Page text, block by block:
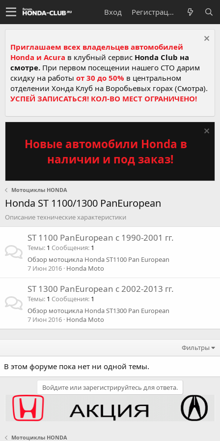
Вход Регистрация
Приглашаем всех владельцев автомобилей
Honda и Acura в клубный сервис Honda Club на
смотре. При первом посещении нашего СТО дарим
скидку на работы от 30 до 50% в центральном
отделении Хонда Клуб на Воробьевых горах (Смотра).
УСПЕЙ ЗАПИСАТЬСЯ! КОЛ-ВО МЕСТ ОГРАНИЧЕНО!
Новые автомобили Honda в
наличии и под заказ!
Мотоциклы HONDA
Honda ST 1100/1300 PanEuropean
Описание технические характеристики
ST 1100 PanEuropean c 1990-2001 гг.
Темы 1 Сообщения 1
Обзор мотоцикла Honda ST1100 Pan European
7 Июн 2016 Honda Moto
ST 1300 PanEuropean c 2002-2013 гг.
Темы 1 Сообщения 1
Обзор мотоцикла Honda ST1300 Pan European
7 Июн 2016 Honda Moto
Фильтры
В этом форуме пока нет ни одной темы.
Войдите или зарегистрируйтесь для ответа.
Мотоциклы HONDA